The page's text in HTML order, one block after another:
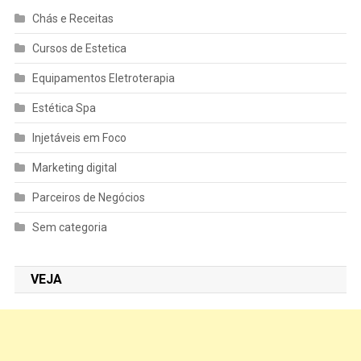
Chás e Receitas
Cursos de Estetica
Equipamentos Eletroterapia
Estética Spa
Injetáveis em Foco
Marketing digital
Parceiros de Negócios
Sem categoria
VEJA